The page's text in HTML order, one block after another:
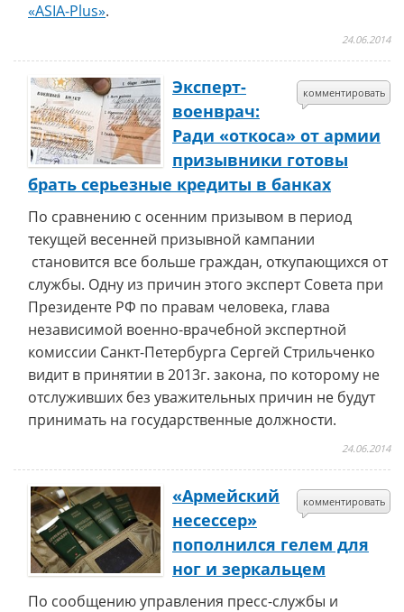
«ASIA-Plus».
24.06.2014
комментировать
Эксперт-
военврач:
Ради «откоса» от армии
призывники готовы
брать серьезные кредиты в банках
По сравнению с осенним призывом в период
текущей весенней призывной кампании
становится все больше граждан, откупающихся от
службы. Одну из причин этого эксперт Совета при
Президенте РФ по правам человека, глава
независимой военно-врачебной экспертной
комиссии Санкт-Петербурга Сергей Стрильченко
видит в принятии в 2013г. закона, по которому не
отслуживших без уважительных причин не будут
принимать на государственные должности.
24.06.2014
комментировать
«Армейский
несессер»
пополнился гелем для
ног и зеркальцем
По сообщению управления пресс-службы и